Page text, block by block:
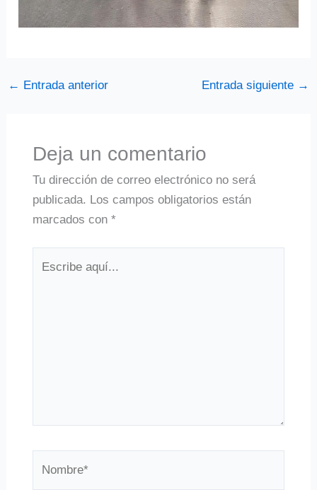
← Entrada anterior Entrada siguiente →
Deja un comentario
Tu dirección de correo electrónico no será
publicada. Los campos obligatorios están
marcados con *